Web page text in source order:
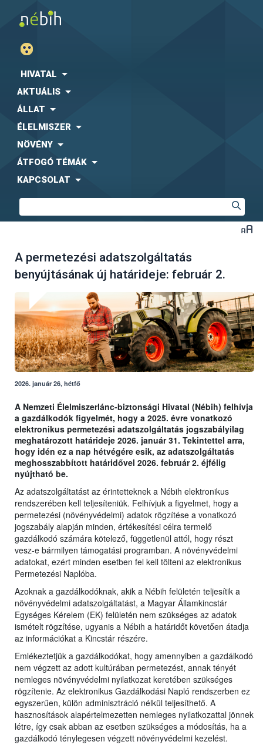
HIVATAL
AKTUÁLIS
ÁLLAT
ÉLELMISZER
NÖVÉNY
ÁTFOGÓ TÉMÁK
KAPCSOLAT
A permetezési adatszolgáltatás
benyújtásának új határideje: február 2.
2026. január 26, hétfő
A Nemzeti Élelmiszerlánc-biztonsági Hivatal (Nébih) felhívja
a gazdálkodók figyelmét, hogy a 2025. évre vonatkozó
elektronikus permetezési adatszolgáltatás jogszabályilag
meghatározott határideje 2026. január 31. Tekintettel arra,
hogy idén ez a nap hétvégére esik, az adatszolgáltatás
meghosszabbított határidővel 2026. február 2. éjfélig
nyújtható be.
Az adatszolgáltatást az érintetteknek a Nébih elektronikus
rendszerében kell teljesíteniük. Felhívjuk a figyelmet, hogy a
permetezési (növényvédelmi) adatok rögzítése a vonatkozó
jogszabály alapján minden, értékesítési célra termelő
gazdálkodó számára kötelező, függetlenül attól, hogy részt
vesz-e bármilyen támogatási programban. A növényvédelmi
adatokat, ezért minden esetben fel kell tölteni az elektronikus
Permetezési Naplóba.
Azoknak a gazdálkodóknak, akik a Nébih felületén teljesítik a
növényvédelmi adatszolgáltatást, a Magyar Államkincstár
Egységes Kérelem (EK) felületén nem szükséges az adatok
ismételt rögzítése, ugyanis a Nébih a határidőt követően átadja
az információkat a Kincstár részére.
Emlékeztetjük a gazdálkodókat, hogy amennyiben a gazdálkodó
nem végzett az adott kultúrában permetezést, annak tényét
nemleges növényvédelmi nyilatkozat keretében szükséges
rögzítenie. Az elektronikus Gazdálkodási Napló rendszerben ez
egyszerűen, külön adminisztráció nélkül teljesíthető. A
hasznosítások alapértelmezetten nemleges nyilatkozattal jönnek
létre, így csak abban az esetben szükséges a módosítás, ha a
gazdálkodó ténylegesen végzett növényvédelmi kezelést.